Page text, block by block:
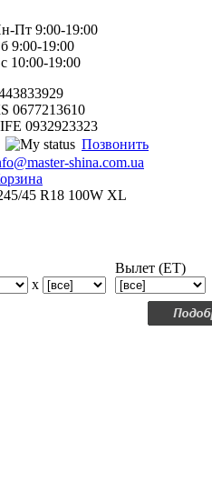
Пт 9:00-19:00
9:00-19:00
10:00-19:00
0677213610
0932923323
Позвонить
shina.com.ua
45 R18 100W XL
x
Вылет (ET)